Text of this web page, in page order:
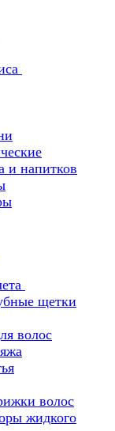
и напитков
щетки
волос
волос
жидкого